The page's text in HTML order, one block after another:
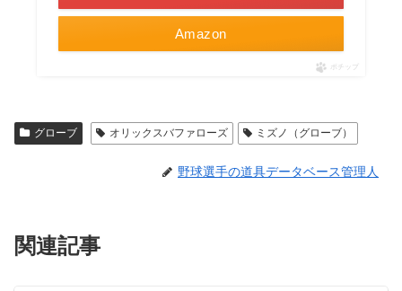
Amazon
ポチップ
グローブ オリックスバファローズ ミズノ（グローブ）
野球選手の道具データベース管理人
関連記事